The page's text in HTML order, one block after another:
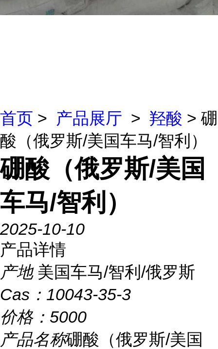
首页 > 产品展厅 > 羟酸 > 硼
酸（俄罗斯/美国车马/智利）
硼酸（俄罗斯/美国
车马/智利）
2025-10-10
产品详情
产地 美国车马/智利/俄罗斯
Cas： 10043-35-3
价格： 5000
产品名称硼酸（俄罗斯/美国